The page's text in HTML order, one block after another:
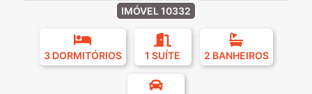
IMÓVEL 10332
3 DORMITÓRIOS 1 SUÍTE 2 BANHEIROS